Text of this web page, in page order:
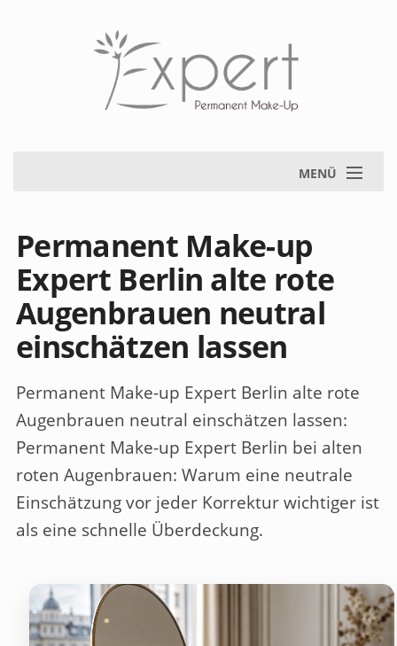
MENÜ
Permanent Make-up
Expert Berlin alte rote
Augenbrauen neutral
einschätzen lassen
Permanent Make-up Expert Berlin alte rote
Augenbrauen neutral einschätzen lassen:
Permanent Make-up Expert Berlin bei alten
roten Augenbrauen: Warum eine neutrale
Einschätzung vor jeder Korrektur wichtiger ist
als eine schnelle Überdeckung.